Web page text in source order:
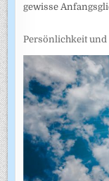
gewisse
Persönlichkeit